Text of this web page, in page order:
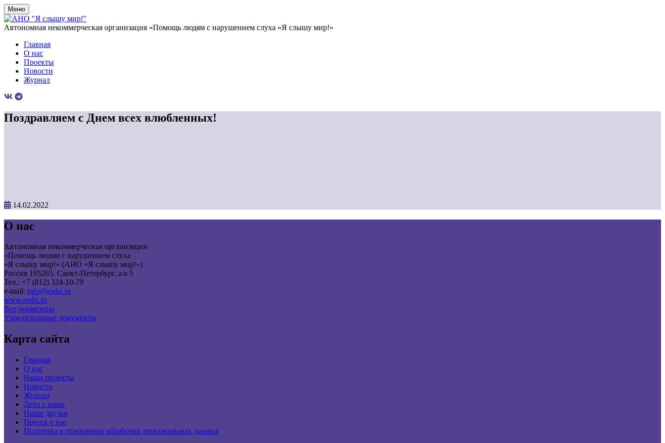
Меню
Автономная некоммерческая организация «Помощь людям с нарушением слуха «Я слышу мир!»
Главная
О нас
Проекты
Новости
Журнал
Поздравляем с Днем всех влюбленных!
14.02.2022
О нас
Автономная некоммерческая организация
«Помощь людям с нарушением слуха
«Я слышу мир!» (АНО «Я слышу мир!»)
Россия 195265, Санкт-Петербург, а/я 5
Тел.: +7 (812) 324-10-79
e-mail: info@rodsi.ru
www.rodsi.ru
Все реквизиты
Учредительные документы
Карта сайта
Главная
О нас
Наши проекты
Новости
Журнал
Лето с нами
Наши друзья
Пресса о нас
Политика в отношении обработки персональных данных